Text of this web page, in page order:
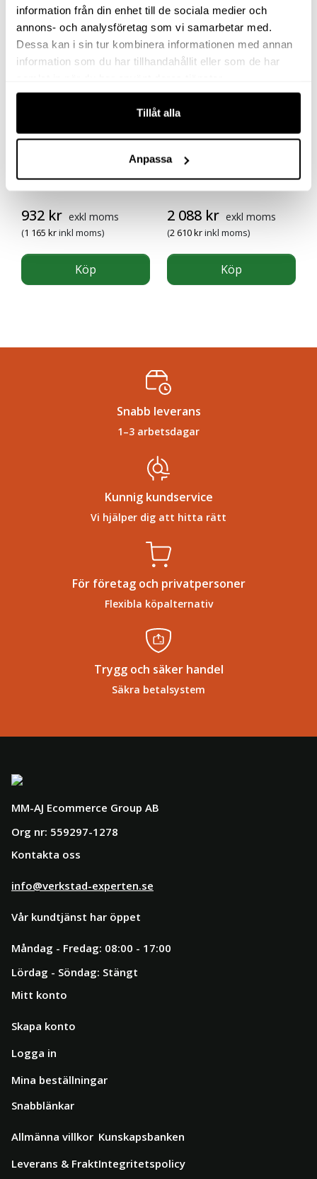
information från din enhet till de sociala medier och
annons- och analysföretag som vi samarbetar med.
Dessa kan i sin tur kombinera informationen med annan
information som du har tillhandahållit eller som de har
Tillåt alla
Anpassa
RD 0-1000 BAR
932 kr exkl moms
(1 165 krinkl moms)
Köp
PLYWOOD 20050
2 088 kr exkl moms
(2 610krinkl moms)
Köp
Snabb leverans
1–3 arbetsdagar
Kunnig kundservice
Vi hjälper dig att hitta rätt
För företag och privatpersoner
Flexibla köpalternativ
Trygg och säker handel
Säkra betalsystem
MM-AJ Ecommerce Group AB
Org nr: 559297-1278
Kontakta oss
info@verkstad-experten.se
Vår kundtjänst har öppet
Måndag - Fredag: 08:00 - 17:00
Lördag - Söndag: Stängt
Mitt konto
Skapa konto
Logga in
Mina beställningar
Snabblänkar
Allmänna villkor
Leverans & Frakt
Kunskapsbanken
Integritetspolicy